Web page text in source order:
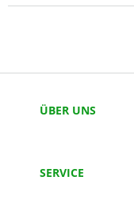
ÜBER UNS
SERVICE